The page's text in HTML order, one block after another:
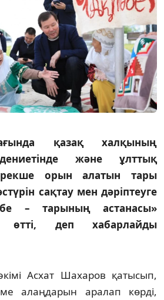
қазақ халқының
және ұлттық
орын алатын тары
сақтау мен дәріптеуге
– тарының астанасы»
өтті, деп хабарлайды
Асхат Шахаров қатысып,
алаңдарын аралап көрді,